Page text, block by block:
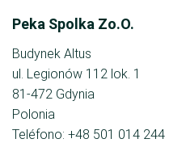
Peka Spolka Zo.O.
Budynek Altus
ul. Legionów 112 lok. 1
81-472 Gdynia
Polonia
Teléfono: +48 501 014 244